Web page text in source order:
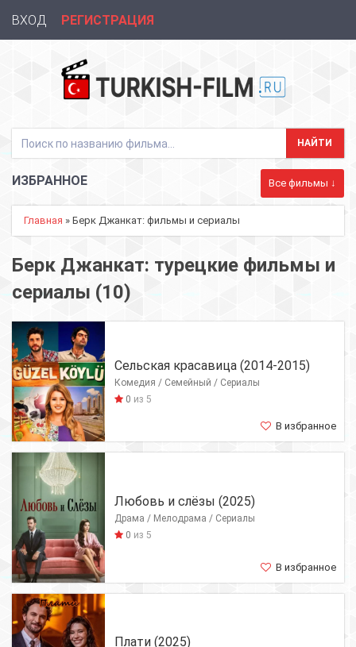
ВХОД РЕГИСТРАЦИЯ
ИЗБРАННОЕ Все фильмы ↓
Главная » Берк Джанкат: фильмы и сериалы
Берк Джанкат: турецкие фильмы и
сериалы (10)
Сельская красавица (2014-2015)
Комедия / Семейный / Сериалы
0 из 5
В избранное
Любовь и слёзы (2025)
Драма / Мелодрама / Сериалы
0 из 5
В избранное
Плати (2025)